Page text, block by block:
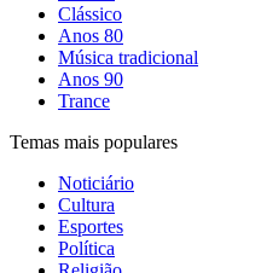
Clássico
Anos 80
Música tradicional
Anos 90
Trance
Temas mais populares
Noticiário
Cultura
Esportes
Política